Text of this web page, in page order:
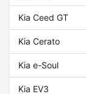
Kia Ceed GT
Kia Cerato
Kia e-Soul
Kia EV3